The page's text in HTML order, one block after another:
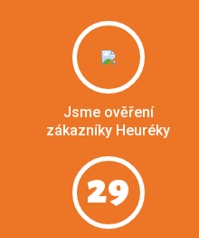
Jsme ověření
zákazníky Heuréky
29